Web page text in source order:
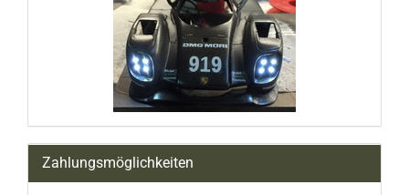
Zahlungsmöglichkeiten